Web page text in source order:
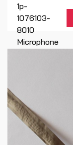
1p-
1076103-
8010
Microphone